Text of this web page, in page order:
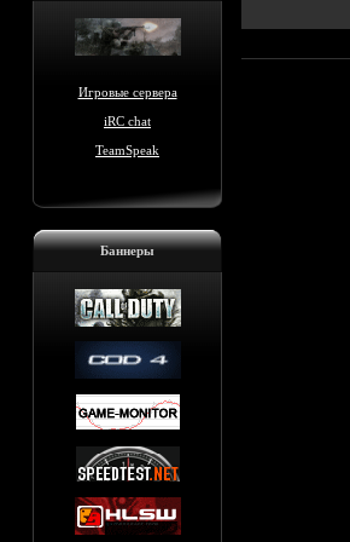
Игровые сервера
iRC chat
TeamSpeak
Баннеры